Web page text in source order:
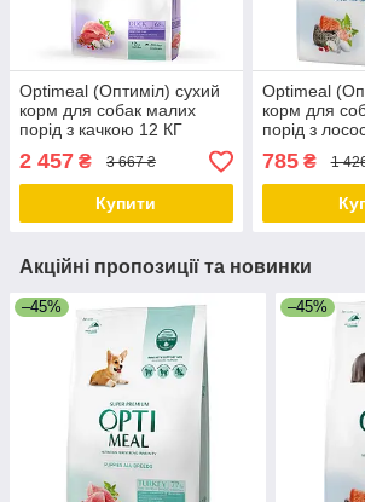
Optimeal (Оптиміл) сухий
корм для собак малих
порід з качкою 12 КГ
2 457 ₴ 3 667 ₴
Купити
Optimeal
корм для
порід з
785₴ 1
Акційні пропозиції та новинки
–45% –45%